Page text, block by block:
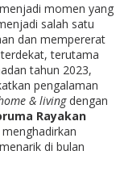
momen yang
salah satu
dan mempererat
terutama
tahun 2023,
pengalaman
& livingdengan
Rayakan
di bulan